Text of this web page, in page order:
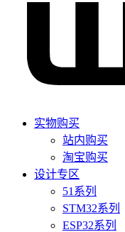
实物购买
站内购买
淘宝购买
设计专区
51系列
STM32系列
ESP32系列